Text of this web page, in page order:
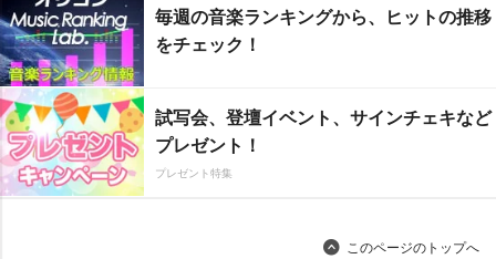
毎週の音楽ランキングから、ヒットの推移
をチェック！
試写会、登壇イベント、サインチェキなど
プレゼント！
プレゼント特集
このページのトップへ